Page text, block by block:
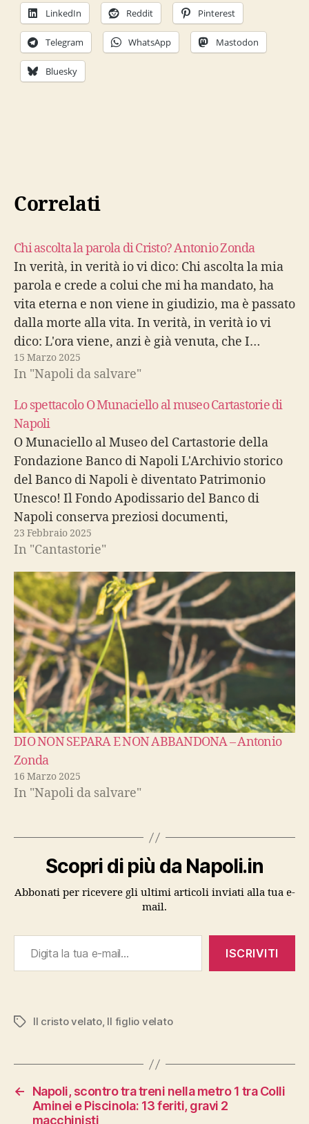
LinkedIn Reddit Pinterest
Telegram WhatsApp Mastodon
Bluesky
Correlati
Chi ascolta la parola di Cristo? Antonio Zonda
In verità, in verità io vi dico: Chi ascolta la mia
parola e crede a colui che mi ha mandato, ha
vita eterna e non viene in giudizio, ma è passato
dalla morte alla vita. In verità, in verità io vi
dico: L'ora viene, anzi è già venuta, che I…
15 Marzo 2025
In "Napoli da salvare"
Lo spettacolo O Munaciello al museo Cartastorie di
Napoli
O Munaciello al Museo del Cartastorie della
Fondazione Banco di Napoli L'Archivio storico
del Banco di Napoli è diventato Patrimonio
Unesco! Il Fondo Apodissario del Banco di
Napoli conserva preziosi documenti,
testimonianza mondiale della storia
dell'umanità, che ci restituiscono un'immagine
della città di Napoli dal Cinquecento fino ai
nostri giorni. Vieni…
23 Febbraio 2025
In "Cantastorie"
DIO NON SEPARA E NON ABBANDONA – Antonio
Zonda
16 Marzo 2025
In "Napoli da salvare"
Scopri di più da Napoli.in
Abbonati per ricevere gli ultimi articoli inviati alla tua e-
mail.
Digita la tua e-mail...
ISCRIVITI
Tag Il cristo velato, Il figlio velato
←
Napoli, scontro tra treni nella metro 1 tra Colli
Aminei e Piscinola: 13 feriti, gravi 2
macchinisti